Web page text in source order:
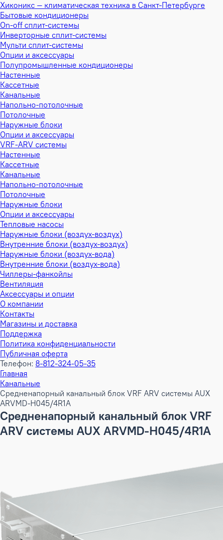
Хиконикс — климатическая техника в Санкт-Петербурге
Бытовые кондиционеры
On-off сплит-системы
Инверторные сплит-системы
Мульти сплит-системы
Опции и аксессуары
Полупромышленные кондиционеры
Настенные
Кассетные
Канальные
Напольно-потолочные
Потолочные
Наружные блоки
Опции и аксессуары
VRF-ARV системы
Настенные
Кассетные
Канальные
Напольно-потолочные
Потолочные
Наружные блоки
Опции и аксессуары
Тепловые насосы
Наружные блоки (воздух-воздух)
Внутренние блоки (воздух-воздух)
Наружные блоки (воздух-вода)
Внутренние блоки (воздух-вода)
Чиллеры-фанкойлы
Вентиляция
Аксессуары и опции
О компании
Контакты
Магазины и доставка
Поддержка
Политика конфиденциальности
Публичная оферта
Телефон: 8-812-324-05-35
Главная
Канальные
Средненапорный канальный блок VRF ARV системы AUX
ARVMD-H045/4R1A
Средненапорный канальный блок VRF
ARV системы AUX ARVMD-H045/4R1A